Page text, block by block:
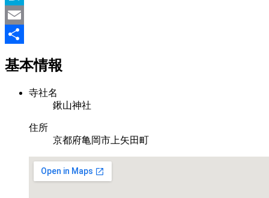
Hatena
Email
有
基本情報
寺社名
鍬山神社
住所
京都府亀岡市上矢田町